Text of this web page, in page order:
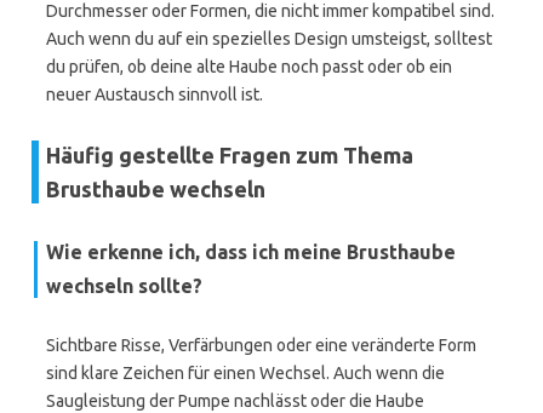
Durchmesser oder Formen, die nicht immer kompatibel sind.
Auch wenn du auf ein spezielles Design umsteigst, solltest
du prüfen, ob deine alte Haube noch passt oder ob ein
neuer Austausch sinnvoll ist.
Häufig gestellte Fragen zum Thema
Brusthaube wechseln
Wie erkenne ich, dass ich meine Brusthaube
wechseln sollte?
Sichtbare Risse, Verfärbungen oder eine veränderte Form
sind klare Zeichen für einen Wechsel. Auch wenn die
Saugleistung der Pumpe nachlässt oder die Haube